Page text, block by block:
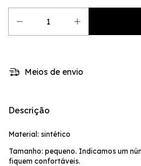
Meios de envio
Descrição
Material: sintético
Tamanho: pequeno. Indicamos um
fiquem confortáveis.